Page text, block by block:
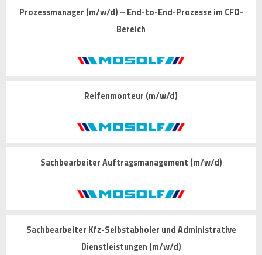
Prozessmanager (m/w/d) – End-to-End-Prozesse im CFO-
Bereich
Reifenmonteur (m/w/d)
Sachbearbeiter Auftragsmanagement (m/w/d)
Sachbearbeiter Kfz-Selbstabholer und Administrative
Dienstleistungen (m/w/d)